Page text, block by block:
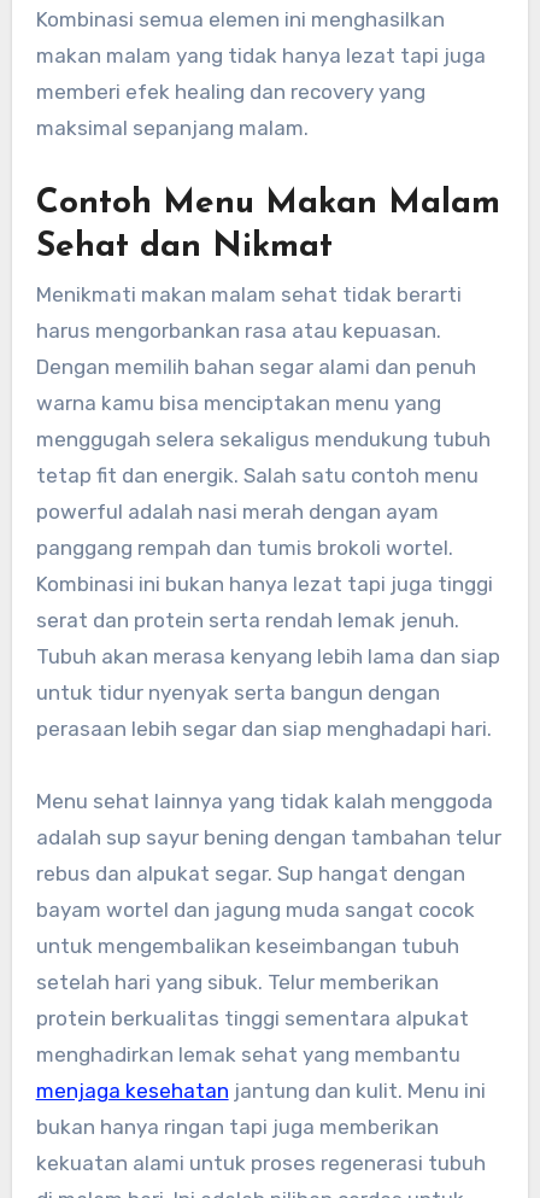
Kombinasi semua elemen ini menghasilkan
makan malam yang tidak hanya lezat tapi juga
memberi efek healing dan recovery yang
maksimal sepanjang malam.
Contoh Menu Makan Malam
Sehat dan Nikmat
Menikmati makan malam sehat tidak berarti
harus mengorbankan rasa atau kepuasan.
Dengan memilih bahan segar alami dan penuh
warna kamu bisa menciptakan menu yang
menggugah selera sekaligus mendukung tubuh
tetap fit dan energik. Salah satu contoh menu
powerful adalah nasi merah dengan ayam
panggang rempah dan tumis brokoli wortel.
Kombinasi ini bukan hanya lezat tapi juga tinggi
serat dan protein serta rendah lemak jenuh.
Tubuh akan merasa kenyang lebih lama dan siap
untuk tidur nyenyak serta bangun dengan
perasaan lebih segar dan siap menghadapi hari.
Menu sehat lainnya yang tidak kalah menggoda
adalah sup sayur bening dengan tambahan telur
rebus dan alpukat segar. Sup hangat dengan
bayam wortel dan jagung muda sangat cocok
untuk mengembalikan keseimbangan tubuh
setelah hari yang sibuk. Telur memberikan
protein berkualitas tinggi sementara alpukat
menghadirkan lemak sehat yang membantu
menjaga kesehatan jantung dan kulit. Menu ini
bukan hanya ringan tapi juga memberikan
kekuatan alami untuk proses regenerasi tubuh